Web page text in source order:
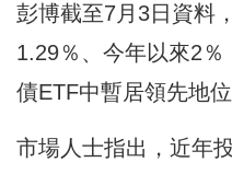
彭博截至7月3日資料
1.29％、今年以來2
債ETF中暫居領先地位
市場人士指出，近年